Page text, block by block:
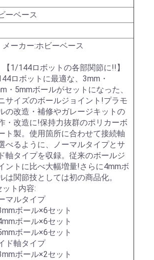
ーベース
ーカー:ホビーベース
1/144ロボットの各部関節に!!】
ロボットに最適な、3mm・
・5mmボールがセットになった、
サイズのボールジョイント!プラモ
の改造・補修やガレージキットの
・改造に!保持力抜群のポリカーボ
ト製。使用箇所に合わせて接続軸
べるように、ノーマルタイプとサ
軸タイプを収録。従来のボールジ
ントに比べ大幅増量!さらに4mmボ
は関節技としては初の商品化。
ット内容:
マルタイプ
ボール×6セット
ボール×6セット
ボール×6セット
ド軸タイプ
ボール×2セット